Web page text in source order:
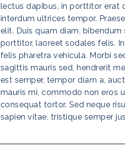
lectus dapibus, in porttitor erat
interdum ultrices tempor.
elit. Duis quam diam, bibendum
porttitor, laoreet sodales felis.
felis pharetra vehicula. Morbi
sagittis mauris sed, hendrerit
est semper, tempor diam a,
mauris mi, commodo non eros
consequat tortor. Sed neque
sapien vitae, tristique semper